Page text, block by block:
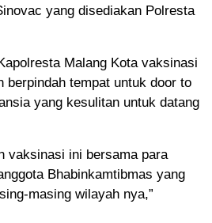
yang disediakan Polresta
Malang Kota vaksinasi
berpindah tempat untuk door to
yang kesulitan untuk datang
vaksinasi ini bersama para
Bhabinkamtibmas yang
masing wilayah nya,”